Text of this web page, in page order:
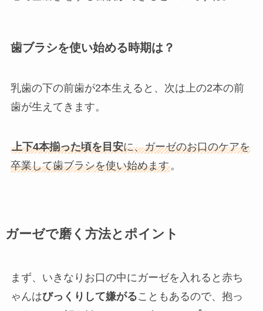
歯ブラシを使い始める時期は？
乳歯の下の前歯が2本生えると、次は上の2本の前
歯が生えてきます。
上下4本揃った頃を目安に、ガーゼのお口のケアを
卒業して歯ブラシを使い始めます。
ガーゼで磨く方法とポイント
まず、いきなりお口の中にガーゼを入れると赤ち
ゃんはびっくりして嫌がることもあるので、抱っ